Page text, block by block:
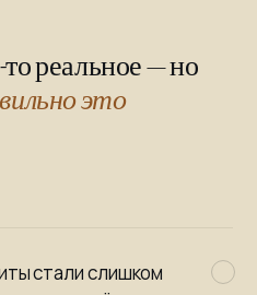
реальное — но
это
стали слишком